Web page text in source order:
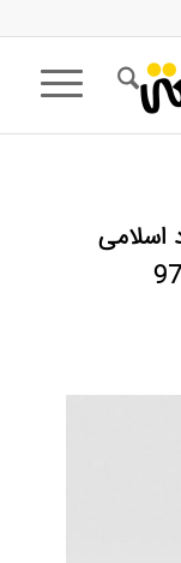
اسلامی